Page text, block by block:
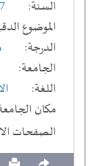
السنة:
الموضوع
الدرجة:
الجامعة:
اللغة:
مكان
الصفحات